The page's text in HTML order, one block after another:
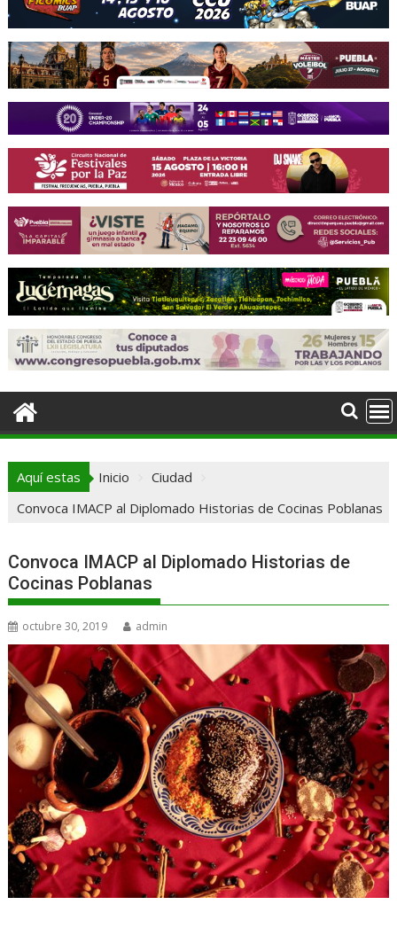
Aquí estas Inicio
Ciudad
Convoca IMACP al Diplomado Historias de Cocinas Poblanas
Convoca IMACP al Diplomado Historias de
Cocinas Poblanas
octubre 30, 2019 admin